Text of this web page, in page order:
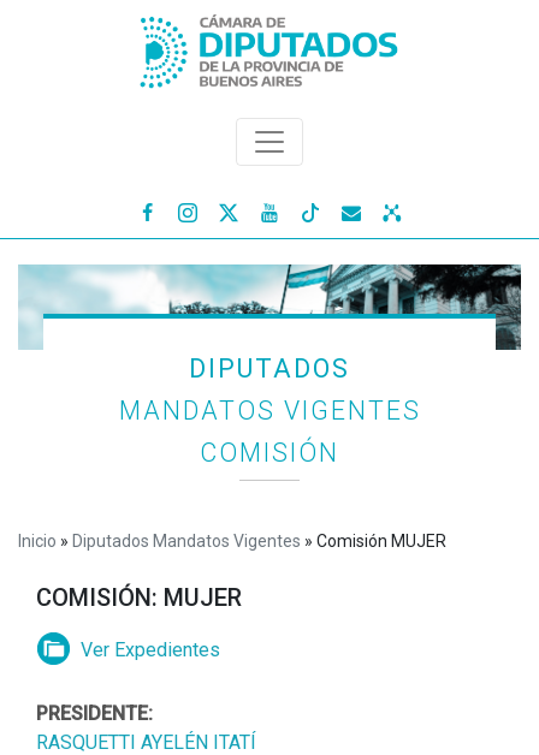
   
DIPUTADOS
MANDATOS VIGENTES
COMISIÓN
Inicio » Diputados Mandatos Vigentes » Comisión MUJER
COMISIÓN: MUJER
Ver Expedientes
PRESIDENTE:
RASQUETTI AYELÉN ITATÍ